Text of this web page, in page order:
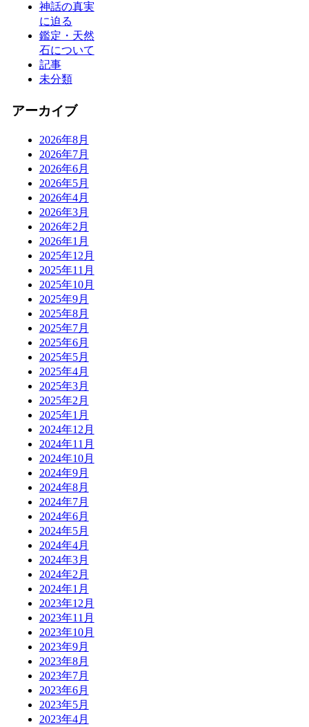
神話の真実
に迫る
鑑定・天然
石について
記事
未分類
アーカイブ
2026年8月
2026年7月
2026年6月
2026年5月
2026年4月
2026年3月
2026年2月
2026年1月
2025年12月
2025年11月
2025年10月
2025年9月
2025年8月
2025年7月
2025年6月
2025年5月
2025年4月
2025年3月
2025年2月
2025年1月
2024年12月
2024年11月
2024年10月
2024年9月
2024年8月
2024年7月
2024年6月
2024年5月
2024年4月
2024年3月
2024年2月
2024年1月
2023年12月
2023年11月
2023年10月
2023年9月
2023年8月
2023年7月
2023年6月
2023年5月
2023年4月